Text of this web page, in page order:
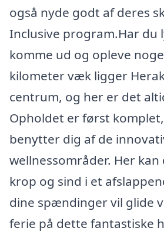
også nyde godt af deres
Inclusive program.Har du
komme ud og opleve
kilometer væk ligger
centrum, og her er det
Opholdet er først
benytter dig af de
wellnessområder. Her
krop og sind i et
dine spændinger vil glide
ferie på dette fantastiske